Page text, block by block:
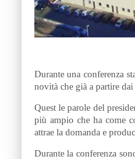
Durante una conferenza
novità che già a partire
Quest le parole del
più ampio che ha come
attrae la domanda e
Durante la conferenza